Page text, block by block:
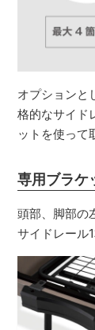
オプションと
格的なサイド
ットを使って
専用ブラケ
頭部、脚部の
サイドレール